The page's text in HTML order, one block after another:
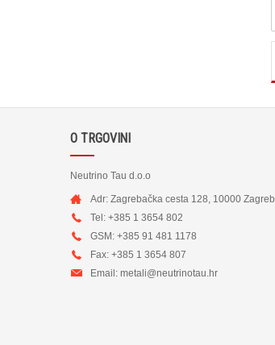
O TRGOVINI
Neutrino Tau d.o.o
Adr: Zagrebačka cesta 128, 10000 Zagreb
Tel: +385 1 3654 802
GSM: +385 91 481 1178
Fax: +385 1 3654 807
Email: metali@neutrinotau.hr